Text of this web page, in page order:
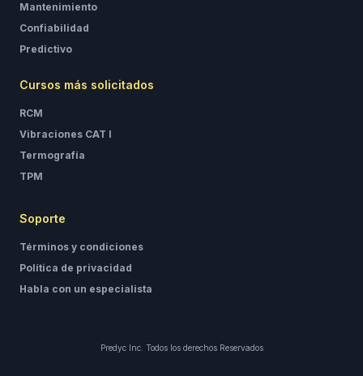
Mantenimiento
Confiabilidad
Predictivo
Cursos más solicitados
RCM
Vibraciones CAT I
Termografía
TPM
Soporte
Términos y condiciones
Política de privacidad
Habla con un especialista
Predyc Inc. Todos los derechos Reservados